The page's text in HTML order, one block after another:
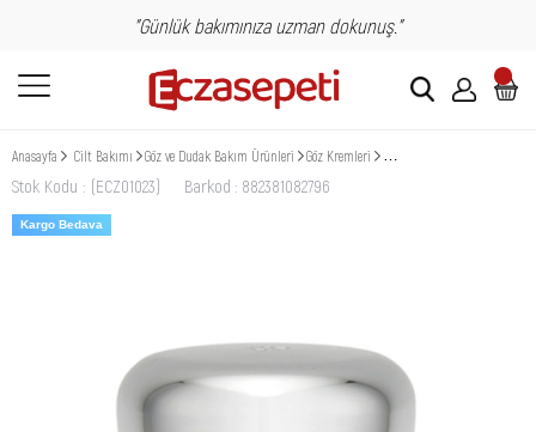
"Günlük bakımınıza uzman dokunuş."
Anasayfa Cilt Bakımı Göz ve Dudak Bakım Ürünleri Göz Kremleri Darphin Stimulskin Plus
Stok Kodu (ECZ01023) Barkod : 882381082796
Kargo Bedava